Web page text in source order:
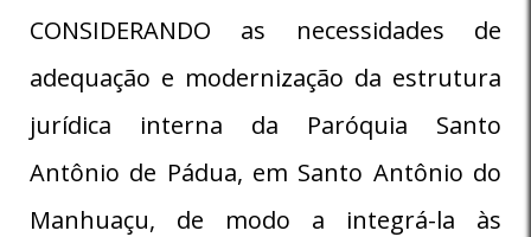
CONSIDERANDO as necessidades de
adequação e modernização da estrutura
jurídica interna da Paróquia Santo
Antônio de Pádua, em Santo Antônio do
Manhuaçu, de modo a integrá-la às